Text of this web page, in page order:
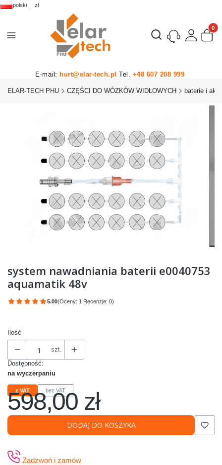
polski zł
Otwórz wyszukiwarkę
E-mail: hurt@elar-tech.pl Tel. +48 607 208 999
ELAR-TECH PHU CZĘŚCI DO WÓZKÓW WIDŁOWYCH baterie i
system nawadniania baterii e0040753
aquamatik 48v
5.00(Oceny: 1 Recenzje: 0)
Przejdź do sekcji Opinie
Ilość
szt.
Dostępność:
na wyczerpaniu
z VAT bez VAT
Cena
598,00 zł
DODAJ DO KOSZYKA
Zadzwoń i zamów